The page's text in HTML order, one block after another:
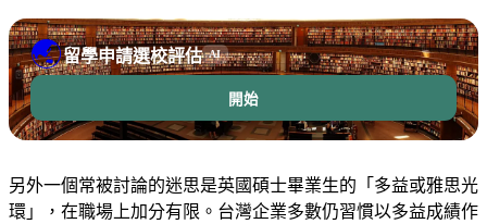
🌏留學申請選校評估 AI
開始
另外一個常被討論的迷思是英國碩士畢業生的「多益或雅思光
環」，在職場上加分有限。台灣企業多數仍習慣以多益成績作